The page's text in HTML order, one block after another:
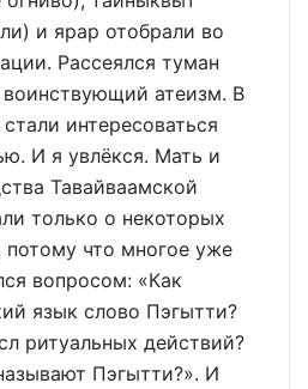
и ярар отобрали во
Рассеялся туман
атеизм. В
интересоваться
И я увлёкся. Мать и
Тавайваамской
только о некоторых
потому что многое уже
вопросом: «Как
язык слово Пэгытти?
ритуальных действий?
Пэгытти?». И